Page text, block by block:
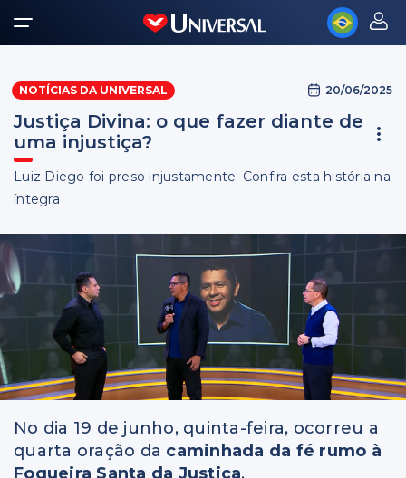
NOTÍCIAS DA UNIVERSAL 20/06/2025
Justiça Divina: o que fazer diante de
uma injustiça?
Luiz Diego foi preso injustamente. Confira esta história na
íntegra
No dia 19 de junho, quinta-feira, ocorreu a
quarta oração da caminhada da fé rumo à
Fogueira Santa da Justiça.